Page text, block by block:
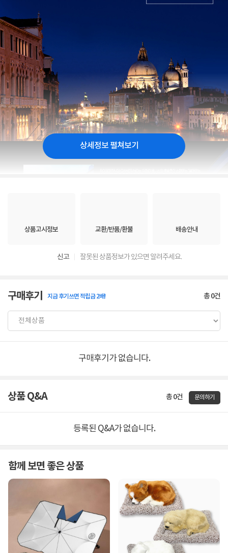
상세정보 펼쳐보기
상품고시정보 교환/반품/환불 배송안내
신고 잘못된 상품정보가 있으면 알려주세요.
구매후기 지금 후기쓰면 적립금 2배! 총0건
구매후기가 없습니다.
상품 Q&A 총 0건 문의하기
등록된 Q&A가 없습니다.
함께 보면 좋은 상품